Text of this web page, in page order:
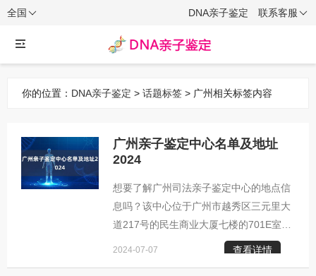
全国 DNA亲子鉴定 联系客服
你的位置： DNA亲子鉴定 > 话题标签 > 广州相关标签内容
广州亲子鉴定中心名单及地址
2024
想要了解广州司法亲子鉴定中心的地点信
息吗？该中心位于广州市越秀区三元里大
道217号的民生商业大厦七楼的701E室。
由于很多人对此地的具体位置不太清楚，
2024-07-07 查看详情